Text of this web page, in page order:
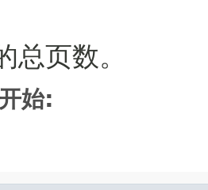
总页数。
始: